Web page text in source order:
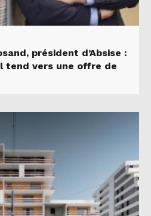
président d’Absise :
tend vers une offre de